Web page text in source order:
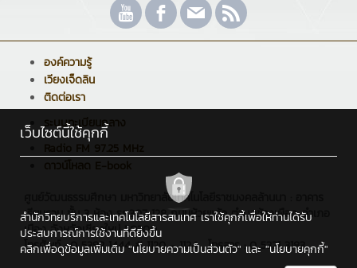
องค์ความรู้
เวียงเจ็ดลิน
ติดต่อเรา
ระบบทะเบียนกลาง
Radio FM 97.25 MHz
ดาวน์โหลด E-book
ศูนย์วัฒนธรรมศึกษา มหาวิทยาลัยเทคโนโลยีราชมงคลล้านนา : อาคาร
เรียนรวม ชั้น 3 ห้อง รร.307 128 ถนนห้วยแก้ว ตำบลช้างเผือก อำเภอ
เมือง จังหวัดเชียงใหม่ 50300
โทรศัพท์ : 0 5392 1444 # 1120 - 1124 , โทรสาร : 0 5321 3183
เว็บไซต์นี้ใช้คุกกี้
สำนักวิทยบริการและเทคโนโลยีสารสนเทศ เราใช้คุกกี้เพื่อให้ท่านได้รับ
ประสบการณ์การใช้งานที่ดียิ่งขึ้น
คลิกเพื่อดูข้อมูลเพิ่มเติม "นโยบายความเป็นส่วนตัว" และ "นโยบายคุกกี้"